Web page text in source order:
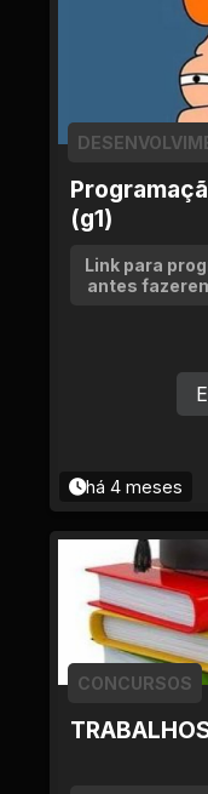
(g1)
Link para
antes
há 4 meses
CONCURSOS